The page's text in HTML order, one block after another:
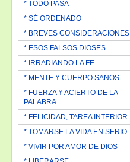
* TODO PASA
* SÉ ORDENADO
* BREVES CONSIDERACIONES
* ESOS FALSOS DIOSES
* IRRADIANDO LA FE
* MENTE Y CUERPO SANOS
* FUERZA Y ACIERTO DE LA
PALABRA
* FELICIDAD, TAREA INTERIOR
* TOMARSE LA VIDA EN SERIO
* VIVIR POR AMOR DE DIOS